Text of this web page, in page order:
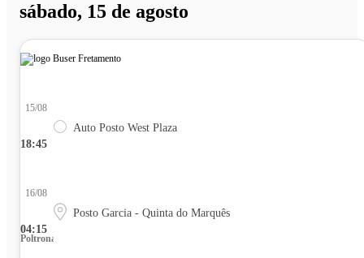
sábado, 15 de agosto
18:45
15/08
Auto Posto West Plaza
04:15
16/08
Posto Garcia - Quinta do Marquês
Poltrona